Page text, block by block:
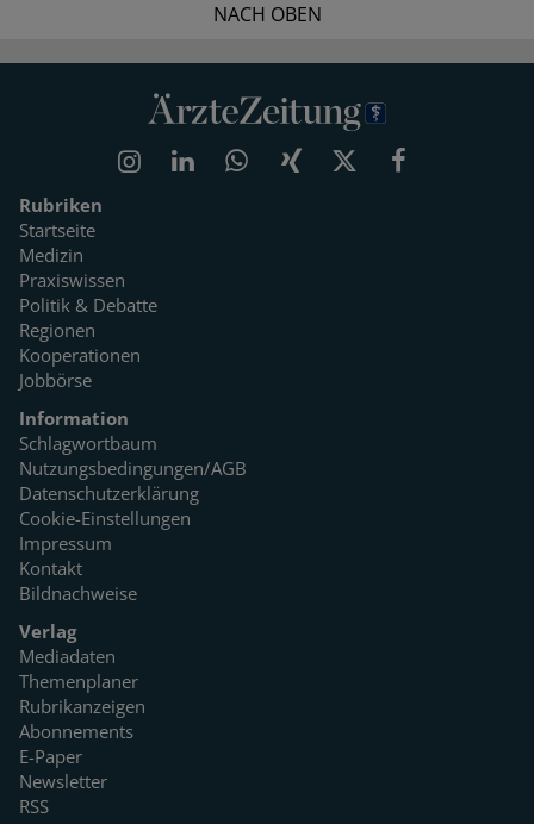
NACH OBEN
Rubriken
Startseite
Medizin
Praxiswissen
Politik & Debatte
Regionen
Kooperationen
Jobbörse
Information
Schlagwortbaum
Nutzungsbedingungen/AGB
Datenschutzerklärung
Cookie-Einstellungen
Impressum
Kontakt
Bildnachweise
Verlag
Mediadaten
Themenplaner
Rubrikanzeigen
Abonnements
E-Paper
Newsletter
RSS